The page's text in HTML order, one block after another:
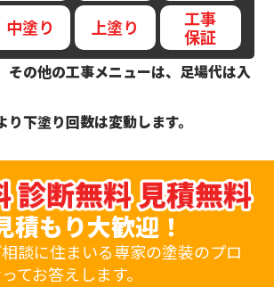
中塗り 上塗り
工事
保証
の他の工事メニューは、足場代は入
下塗り回数は変動します。
積もり大歓迎！
談に住まいる専家の塗装のプロ
てお答えします。